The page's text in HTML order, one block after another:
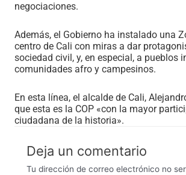
negociaciones.
Además, el Gobierno ha instalado una
centro de Cali con miras a dar
sociedad civil, y, en especial, a pueblos
comunidades afro y campesinos.
En esta línea, el alcalde de Cali,
que esta es la COP «con la mayor
ciudadana de la historia».
Deja un comentario
Tu dirección de correo electrónico no